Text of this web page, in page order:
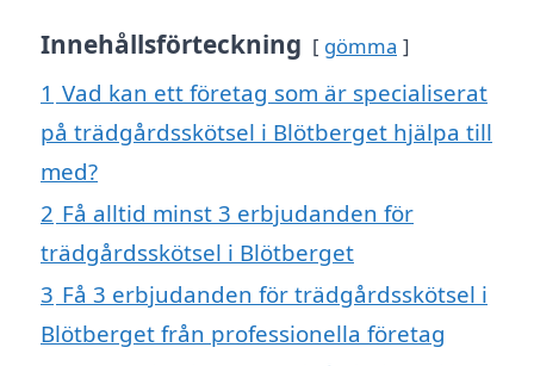
Innehållsförteckning gömma
1 Vad kan ett företag som är specialiserat
på trädgårdsskötsel i Blötberget hjälpa till
med?
2 Få alltid minst 3 erbjudanden för
trädgårdsskötsel i Blötberget
3 Få 3 erbjudanden för trädgårdsskötsel i
Blötberget från professionella företag